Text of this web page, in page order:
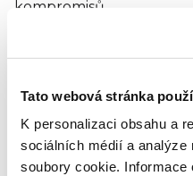
Tato webová stránka
K personalizaci obsahu a
sociálních médií a
soubory cookie. Informace
kompromisů.
Ovocné pyré Day Up
jahodovým protlakem,
Energie 63 kcal / 265 kJ
Tuky 0,4 g
Tuky, z toho nasycené